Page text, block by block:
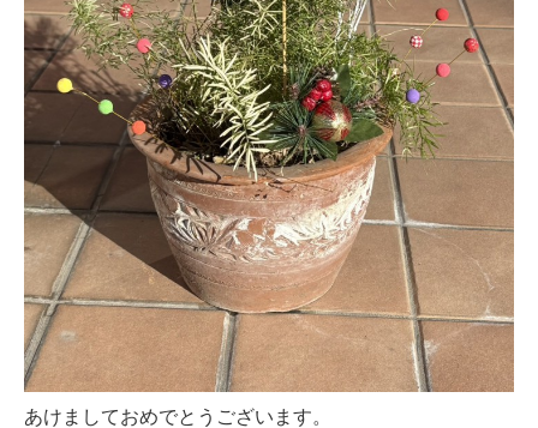
あけましておめでとうございます。